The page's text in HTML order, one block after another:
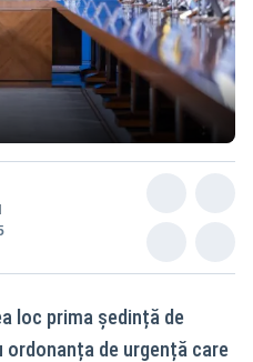
loc prima ședință de
ordonanța de urgență care